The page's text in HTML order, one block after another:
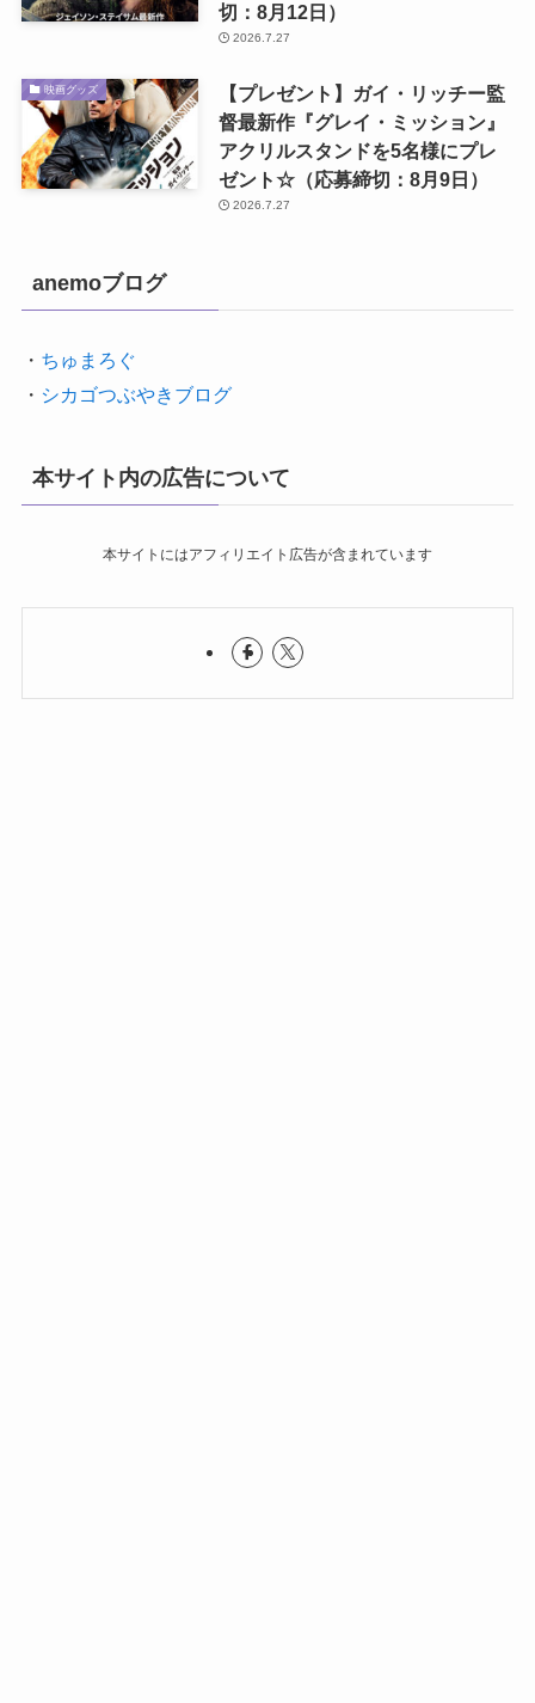
切：8月12日）
2026.7.27
映画グッズ
【プレゼント】ガイ・リッチー監
督最新作『グレイ・ミッション』
アクリルスタンドを5名様にプレ
ゼント☆（応募締切：8月9日）
2026.7.27
anemoブログ
・ ちゅまろぐ
・ シカゴつぶやきブログ
本サイト内の広告について
本サイトにはアフィリエイト広告が含まれています